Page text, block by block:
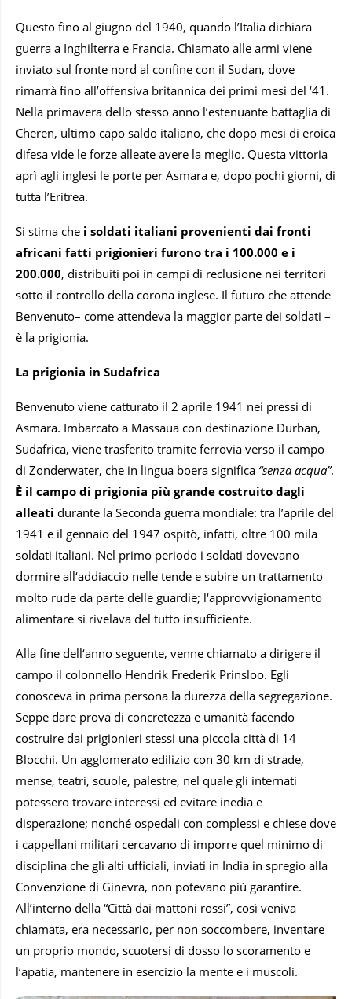
Questo fino al giugno del 1940, quando l’Italia dichiara
guerra a Inghilterra e Francia. Chiamato alle armi viene
inviato sul fronte nord al confine con il Sudan, dove
rimarrà fino all’offensiva britannica dei primi mesi del ‘41.
Nella primavera dello stesso anno l’estenuante battaglia di
Cheren, ultimo capo saldo italiano, che dopo mesi di eroica
difesa vide le forze alleate avere la meglio. Questa vittoria
aprì agli inglesi le porte per Asmara e, dopo pochi giorni, di
tutta l’Eritrea.
Si stima che i soldati italiani provenienti dai fronti
africani fatti prigionieri furono tra i 100.000 e i
200.000, distribuiti poi in campi di reclusione nei territori
sotto il controllo della corona inglese. Il futuro che attende
Benvenuto– come attendeva la maggior parte dei soldati –
è la prigionia.
La prigionia in Sudafrica
Benvenuto viene catturato il 2 aprile 1941 nei pressi di
Asmara. Imbarcato a Massaua con destinazione Durban,
Sudafrica, viene trasferito tramite ferrovia verso il campo
di Zonderwater, che in lingua boera significa “senza acqua”.
È il campo di prigionia più grande costruito dagli
alleati durante la Seconda guerra mondiale: tra l’aprile del
1941 e il gennaio del 1947 ospitò, infatti, oltre 100 mila
soldati italiani. Nel primo periodo i soldati dovevano
dormire all‘addiaccio nelle tende e subire un trattamento
molto rude da parte delle guardie; l‘approvvigionamento
alimentare si rivelava del tutto insufficiente.
Alla fine dell‘anno seguente, venne chiamato a dirigere il
campo il colonnello Hendrik Frederik Prinsloo. Egli
conosceva in prima persona la durezza della segregazione.
Seppe dare prova di concretezza e umanità facendo
costruire dai prigionieri stessi una piccola città di 14
Blocchi. Un agglomerato edilizio con 30 km di strade,
mense, teatri, scuole, palestre, nel quale gli internati
potessero trovare interessi ed evitare inedia e
disperazione; nonché ospedali con complessi e chiese dove
i cappellani militari cercavano di imporre quel minimo di
disciplina che gli alti ufficiali, inviati in India in spregio alla
Convenzione di Ginevra, non potevano più garantire.
All’interno della “Città dai mattoni rossi”, così veniva
chiamata, era necessario, per non soccombere, inventare
un proprio mondo, scuotersi di dosso lo scoramento e
l‘apatia, mantenere in esercizio la mente e i muscoli.